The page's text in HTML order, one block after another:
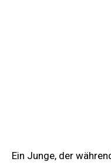
Ein Junge, der